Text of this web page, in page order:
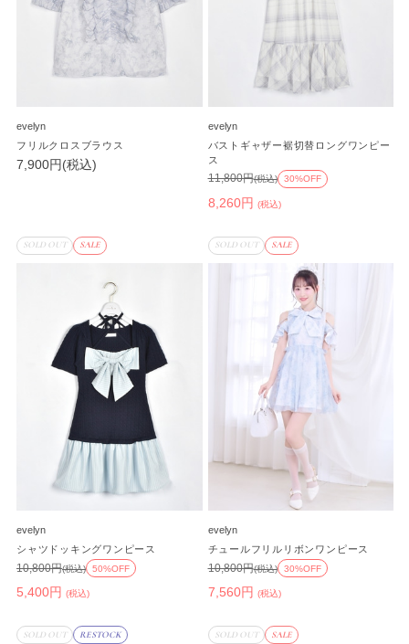
evelyn
フリルクロスブラウス
7,900円(税込)
evelyn
バストギャザー裾切替ロングワンピー
ス
8,260円 (税込)
11,800円(税込) 30%OFF
SOLD OUT SALE
evelyn
シャツドッキングワンピース
5,400円 (税込)
10,800円(税込) 50%OFF
SOLD OUT SALE
evelyn
チュールフリルリボンワンピース
7,560円 (税込)
10,800円(税込) 30%OFF
SOLD OUT RESTOCK SOLD OUT SALE